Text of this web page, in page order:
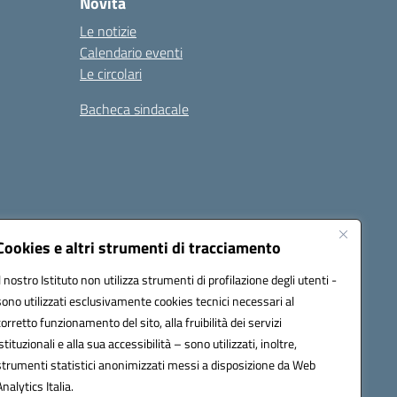
e altri strumenti di tracciamento
nostro Istituto non utilizza strumenti di profilazione degli utenti -
utilizzati esclusivamente cookies tecnici necessari al
funzionamento del sito, alla fruibilità dei servizi
e alla sua accessibilità – sono utilizzati, inoltre,
statistici anonimizzati messi a disposizione da Web
Italia.
Le notizie
Calendario eventi
Le circolari
Bacheca sindacale
Seguici su:
(PEC):tpis002005@pec.istruzione.it